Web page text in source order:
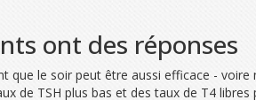
ont des réponses
que le soir peut être aussi efficace - voire
de TSH plus bas et des taux de T4 libres